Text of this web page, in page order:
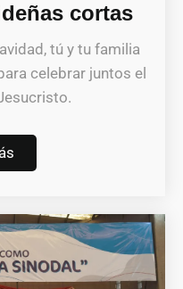
cortas
tú y tu familia
celebrar juntos el